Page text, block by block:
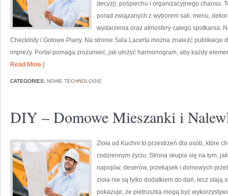
decyzji, pośpiechu i organizacyjnego chaosu.
porad związanych z wyborem sali, menu,
wydarzenia oraz atmosfery całego spotkania.
Checklisty i Gotowe Plany. Na stronie Sala Lacerta można znaleźć publikacje
imprezy. Portal pomaga zrozumieć, jak ułożyć harmonogram, aby każdy
Read More ]
CATEGORIES: NOWE TECHNOLOGIE
DIY – Domowe Mieszanki i
Zioła od Kuchni to przestrzeń dla osób, które
codziennym życiu. Strona skupia się na tym,
napojów, deserów, przekąsek i domowych
zioła nie są tylko dodatkiem do dań, lecz stają
pokazuje, że pietruszka mogą być